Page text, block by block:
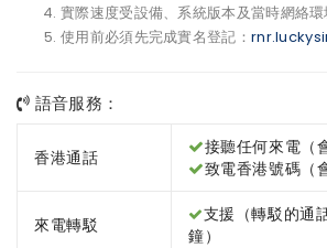
實際速度受設備、系統版本及當時網絡環
使用前必須先完成實名登記：
語音服務：
香港通話
接聽任何來電（
致電香港號碼（
來電轉駁
支援（轉駁的通
鐘）